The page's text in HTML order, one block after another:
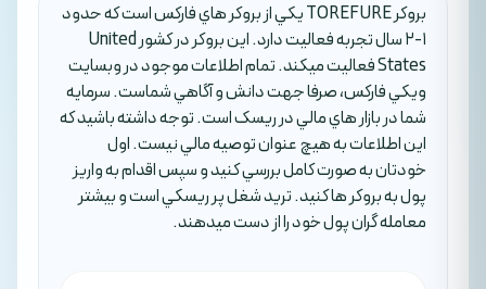
بروکر TOREFURE يکي از بروکر هاي فارکس است که حدود
1-2 سال تجربه فعاليت دارد. اين بروکر در کشور United
States فعاليت ميکند. تمام اطلاعات موجود در وبسايت
ويکي فارکس، صرفا جهت دانش و آگاهي شماست. سرمايه
شما در بازار هاي مالي در ريسک است. توجه داشته باشيد که
اين اطلاعات به هيچ عنوان توصيه مالي نيست. اول
خودتان به صورت کامل بررسي کنيد و سپس اقدام به واريز
پول به بروکر ها کنيد. تريد شغل پر ريسکي است و بيشتر
معامله گران پول خود را از دست ميدهند.